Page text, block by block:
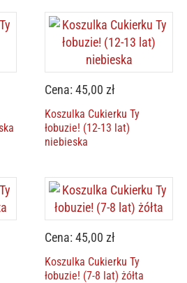
Cena: 45,00 zł
Koszulka Cukierku Ty
łobuzie! (12-13 lat)
niebieska
Cena: 45,00 zł
Koszulka Cukierku Ty
łobuzie! (7-8 lat) żółta